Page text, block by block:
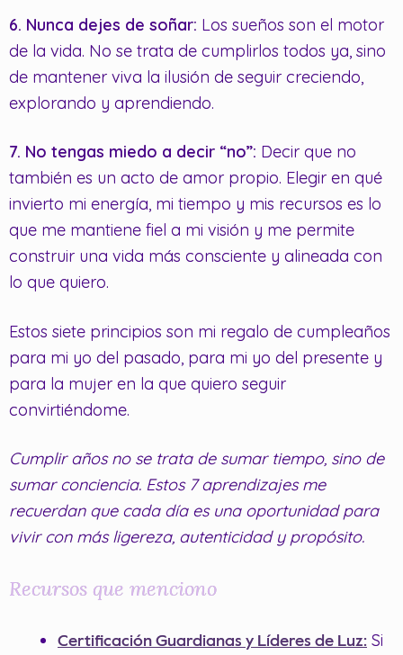
6. Nunca dejes de soñar: Los sueños son el motor
de la vida. No se trata de cumplirlos todos ya, sino
de mantener viva la ilusión de seguir creciendo,
explorando y aprendiendo.
7. No tengas miedo a decir “no”: Decir que no
también es un acto de amor propio. Elegir en qué
invierto mi energía, mi tiempo y mis recursos es lo
que me mantiene fiel a mi visión y me permite
construir una vida más consciente y alineada con
lo que quiero.
Estos siete principios son mi regalo de cumpleaños
para mi yo del pasado, para mi yo del presente y
para la mujer en la que quiero seguir
convirtiéndome.
Cumplir años no se trata de sumar tiempo, sino de
sumar conciencia. Estos 7 aprendizajes me
recuerdan que cada día es una oportunidad para
vivir con más ligereza, autenticidad y propósito.
Recursos que menciono
Certificación Guardianas y Líderes de Luz: Si